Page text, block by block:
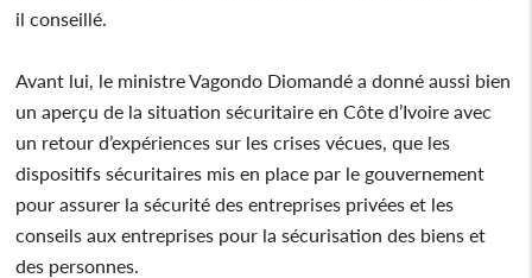
il conseillé.
Avant lui, le ministre Vagondo Diomandé a donné aussi bien
un aperçu de la situation sécuritaire en Côte d’Ivoire avec
un retour d’expériences sur les crises vécues, que les
dispositifs sécuritaires mis en place par le gouvernement
pour assurer la sécurité des entreprises privées et les
conseils aux entreprises pour la sécurisation des biens et
des personnes.